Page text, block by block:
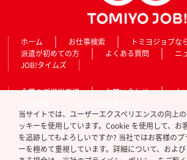
ホーム お仕事検索
トミヨジョブな
派遣が初めての方
よくある質問
ニ
JOB!タイムズ
企業のご担当者様 お問い合わせ
カ
当サイトでは、ユーザーエクスペリエンスの向上
ッキーを使用しています。Cookie を使用して、お
を追跡してもよろしいですか? 当社ではお客様のプ
ーを極めて重視しています。詳細について、およ